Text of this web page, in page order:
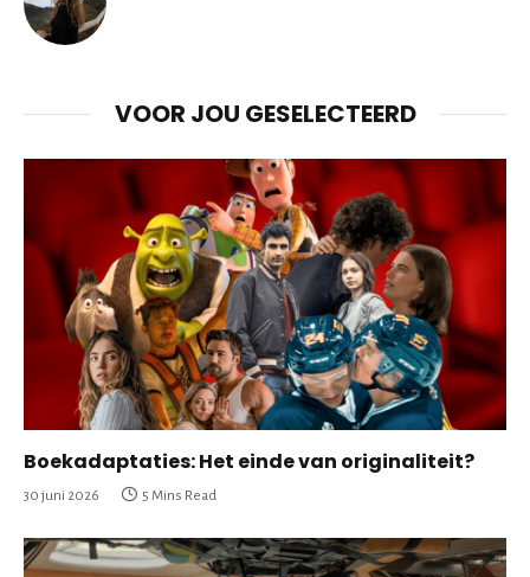
VOOR JOU GESELECTEERD
Boekadaptaties: Het einde van originaliteit?
30 juni 2026 5 Mins Read